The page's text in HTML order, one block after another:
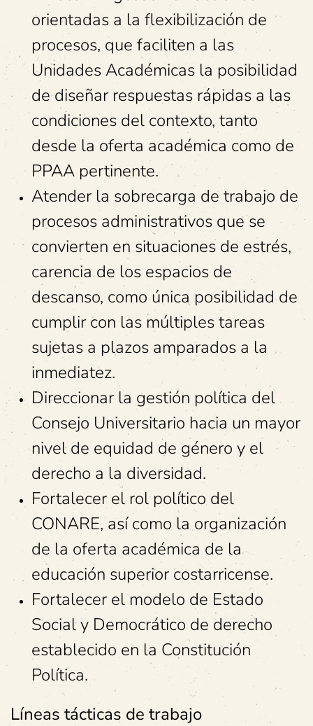
orientadas a la flexibilización de
procesos, que faciliten a las
Unidades Académicas la posibilidad
de diseñar respuestas rápidas a las
condiciones del contexto, tanto
desde la oferta académica como de
PPAA pertinente.
Atender la sobrecarga de trabajo de
procesos administrativos que se
convierten en situaciones de estrés,
carencia de los espacios de
descanso, como única posibilidad de
cumplir con las múltiples tareas
sujetas a plazos amparados a la
inmediatez.
Direccionar la gestión política del
Consejo Universitario hacia un mayor
nivel de equidad de género y el
derecho a la diversidad.
Fortalecer el rol político del
CONARE, así como la organización
de la oferta académica de la
educación superior costarricense.
Fortalecer el modelo de Estado
Social y Democrático de derecho
establecido en la Constitución
Política.
Líneas tácticas de trabajo